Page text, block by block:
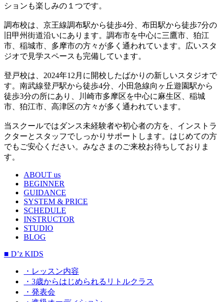
ションも楽しみの１つです。
調布校は、京王線調布駅から徒歩4分、布田駅から徒歩7分の
旧甲州街道沿いにあります。調布市を中心に三鷹市、狛江
市、稲城市、多摩市の方々が多く通われています。広いスタ
ジオで見学スペースも完備しています。
登戸校は、2024年12月に開校したばかりの新しいスタジオで
す。南武線登戸駅から徒歩4分、小田急線向ヶ丘遊園駅から
徒歩3分の所にあり、川崎市多摩区を中心に麻生区、稲城
市、狛江市、高津区の方々が多く通われています。
当スクールではダンス未経験者や初心者の方を、インストラ
クターとスタッフでしっかりサポートします。はじめての方
でもご安心ください。みなさまのご来校お待ちしておりま
す。
ABOUT us
BEGINNER
GUIDANCE
SYSTEM & PRICE
SCHEDULE
INSTRUCTOR
STUDIO
BLOG
■ D’z KIDS
・レッスン内容
・3歳からはじめられるリトルクラス
・発表会